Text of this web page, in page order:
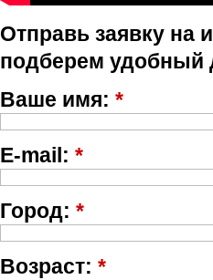
Отправь заявку на
подберем удобный
Ваше имя: *
E-mail: *
Город: *
Возраст: *